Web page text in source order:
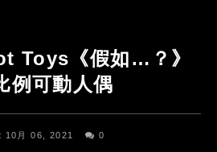
Toys《假如…？》
例可動人偶
10月 06, 2021 0